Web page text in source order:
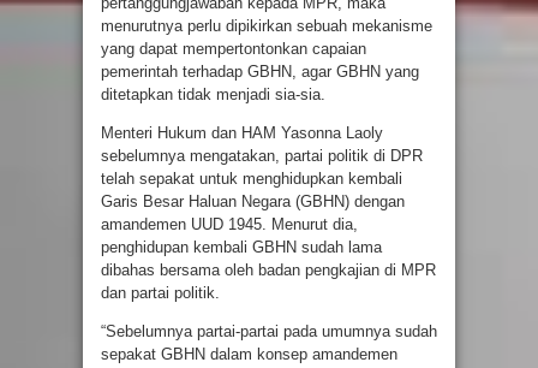
menurutnya perlu dipikirkan sebuah mekanisme
yang dapat mempertontonkan capaian
pemerintah terhadap GBHN, agar GBHN yang
ditetapkan tidak menjadi sia-sia.
Menteri Hukum dan HAM Yasonna Laoly
sebelumnya mengatakan, partai politik di DPR
telah sepakat untuk menghidupkan kembali
Garis Besar Haluan Negara (GBHN) dengan
amandemen UUD 1945. Menurut dia,
penghidupan kembali GBHN sudah lama
dibahas bersama oleh badan pengkajian di MPR
dan partai politik.
“Sebelumnya partai-partai pada umumnya sudah
sepakat GBHN dalam konsep amandemen